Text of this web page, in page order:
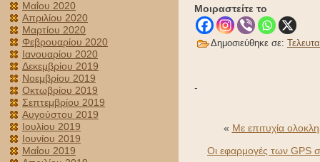
Μαΐου 2020
Απριλίου 2020
Μαρτίου 2020
Φεβρουαρίου 2020
Ιανουαρίου 2020
Δεκεμβρίου 2019
Νοεμβρίου 2019
Οκτωβρίου 2019
Σεπτεμβρίου 2019
Αυγούστου 2019
Ιουλίου 2019
Ιουνίου 2019
Μαΐου 2019
Μοιραστείτε το
Δημοσιεύθηκε σε:
-
« Με επιτυχία
Οι εφαρμογές των GPS